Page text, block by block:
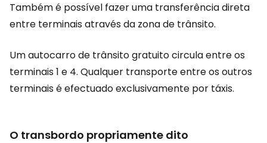
Também é possível fazer uma transferência direta
entre terminais através da zona de trânsito.
Um autocarro de trânsito gratuito circula entre os
terminais 1 e 4. Qualquer transporte entre os outros
terminais é efectuado exclusivamente por táxis.
O transbordo propriamente dito